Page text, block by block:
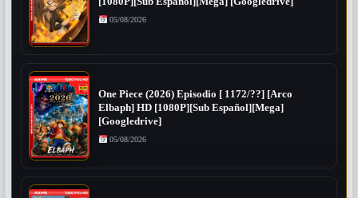
05/08/2026
One Piece (2026) Episodio [ 1172/??] [Arco
Elbaph] HD [1080P][Sub Español][Mega]
[Googledrive]
05/08/2026